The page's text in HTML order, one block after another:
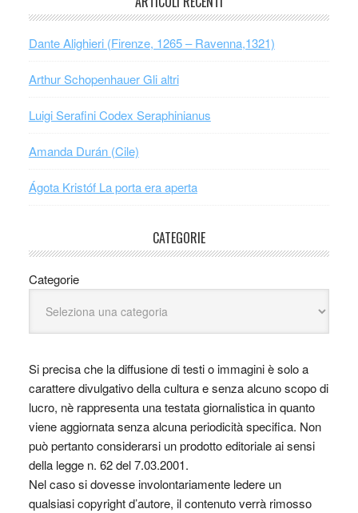
Dante Alighieri (Firenze, 1265 – Ravenna,1321)
Arthur Schopenhauer Gli altri
Luigi Serafini Codex Seraphinianus
Amanda Durán (Cile)
Ágota Kristóf La porta era aperta
CATEGORIE
Categorie
Si precisa che la diffusione di testi o immagini è solo a
carattere divulgativo della cultura e senza alcuno scopo di
lucro, nè rappresenta una testata giornalistica in quanto
viene aggiornata senza alcuna periodicità specifica. Non
può pertanto considerarsi un prodotto editoriale ai sensi
della legge n. 62 del 7.03.2001.
Nel caso si dovesse involontariamente ledere un
qualsiasi copyright d’autore, il contenuto verrà rimosso